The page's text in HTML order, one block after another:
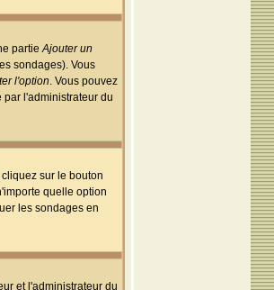
partieAjouter un
sondages). Vous
l'option. Vous pouvez
l'administrateur du
sur le bouton
quelle option
les sondages en
et l'administrateur du